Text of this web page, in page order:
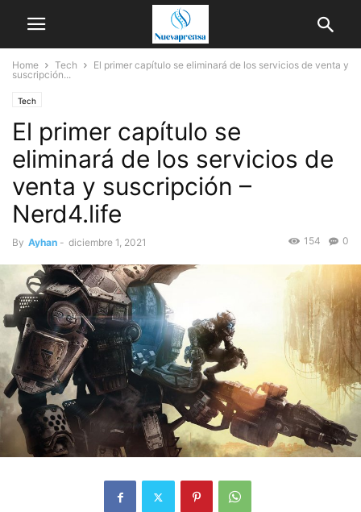
Home Tech
El primer capítulo se eliminará de los servicios de venta y
suscripción...
Tech
El primer capítulo se
eliminará de los servicios de
venta y suscripción –
Nerd4.life
By Ayhan - diciembre 1, 2021 0
154